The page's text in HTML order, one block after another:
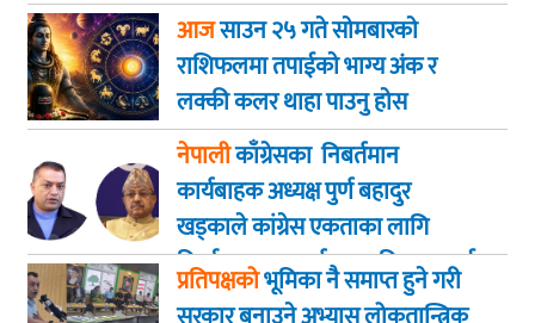
आजसाउन २५ गते साेमबारकाे
राशिफलमा तपाईकाे भाग्य अंक र
लक्की कलर थाहा पाउनु हाेस
नेपालीकाँग्रेसका निबर्तमान
कार्यबाहक अध्यक्ष पुर्ण बहादुर
खड्काले कांग्रेस एकताका लागि
निर्णायक पहल गर्न सभापति थापालाई
आग्रह
प्रतिपक्षकोभूमिका नै समाप्त हुने गरी